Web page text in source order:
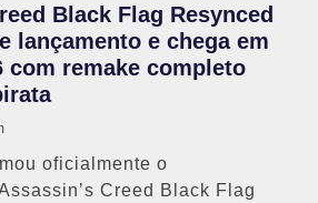
Black Flag Resynced
lançamento e chega em
com remake completo
oficialmente o
Creed Black Flag